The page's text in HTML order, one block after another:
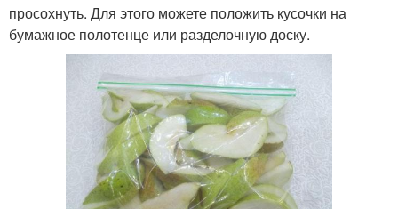
просохнуть. Для этого можете положить кусочки на
бумажное полотенце или разделочную доску.